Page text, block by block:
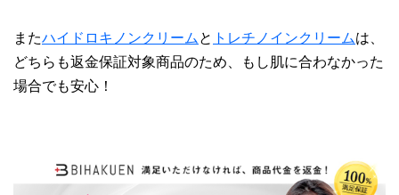
またハイドロキノンクリーム と トレチノインクリームは、
どちらも返金保証対象商品のため、もし肌に合わなかった
場合でも安心！